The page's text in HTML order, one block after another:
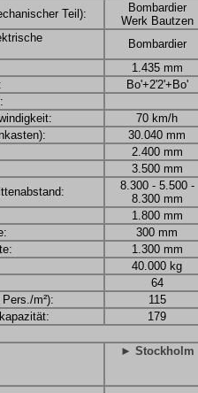
Teil):
Bombardier
Werk Bautzen
Bombardier
1.435 mm
Bo'+2'2'+Bo'
70 km/h
30.040 mm
2.400 mm
3.500 mm
8.300 - 5.500 -
8.300 mm
1.800 mm
300 mm
1.300 mm
40.000 kg
64
m²):
115
179
► Stockholm